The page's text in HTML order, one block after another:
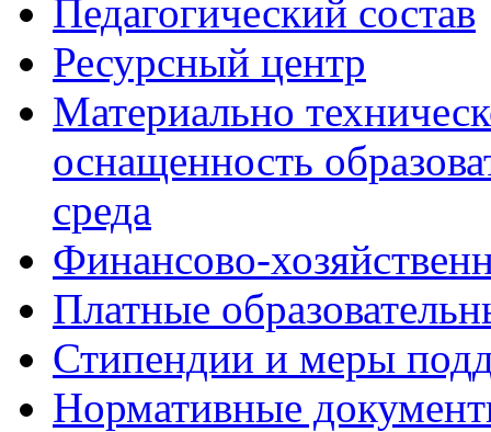
Педагогический состав
Ресурсный центр
Материально
оснащенность
среда
Финансово-
Платные
Стипендии и меры
Нормативные